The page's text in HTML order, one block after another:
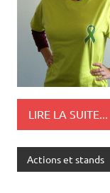
LIRE LA SUITE...
Actions et stands